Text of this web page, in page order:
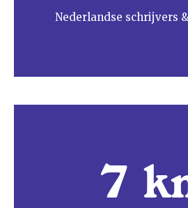
Nederlandse schrijvers
7